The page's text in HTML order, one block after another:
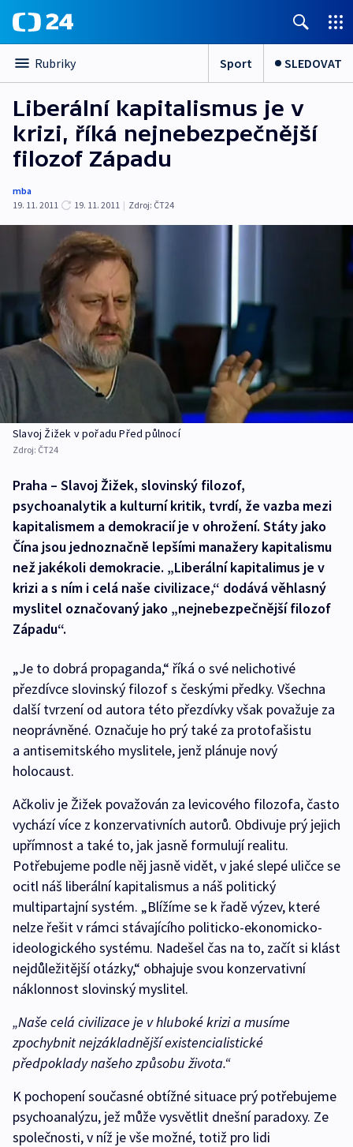
Rubriky Sport SLEDOVAT
Liberální kapitalismus je v
krizi, říká nejnebezpečnější
filozof Západu
mba
19. 11. 2011
19. 11. 2011 | Zdroj: ČT24
Slavoj Žižek v pořadu Před půlnocí
Zdroj: ČT24
Praha – Slavoj Žižek, slovinský filozof,
psychoanalytik a kulturní kritik, tvrdí, že vazba mezi
kapitalismem a demokracií je v ohrožení. Státy jako
Čína jsou jednoznačně lepšími manažery kapitalismu
než jakékoli demokracie. „Liberální kapitalimus je v
krizi a s ním i celá naše civilizace,“ dodává věhlasný
myslitel označovaný jako „nejnebezpečnější filozof
Západu“.
„Je to dobrá propaganda,“ říká o své nelichotivé
přezdívce slovinský filozof s českými předky. Všechna
další tvrzení od autora této přezdívky však považuje za
neoprávněné. Označuje ho prý také za protofašistu
a antisemitského myslitele, jenž plánuje nový
holocaust.
Ačkoliv je Žižek považován za levicového filozofa, často
vychází více z konzervativních autorů. Obdivuje prý jejich
upřímnost a také to, jak jasně formulují realitu.
Potřebujeme podle něj jasně vidět, v jaké slepé uličce se
ocitl náš liberální kapitalismus a náš politický
multipartajní systém. „Blížíme se k řadě výzev, které
nelze řešit v rámci stávajícího politicko-ekonomicko-
ideologického systému. Nadešel čas na to, začít si klást
nejdůležitější otázky,“ obhajuje svou konzervativní
náklonnost slovinský myslitel.
„Naše celá civilizace je v hluboké krizi a musíme
zpochybnit nejzákladnější existencialistické
předpoklady našeho způsobu života.“
K pochopení současné obtížné situace prý potřebujeme
psychoanalýzu, jež může vysvětlit dnešní paradoxy. Ze
společnosti, v níž je vše možné, totiž pro lidi